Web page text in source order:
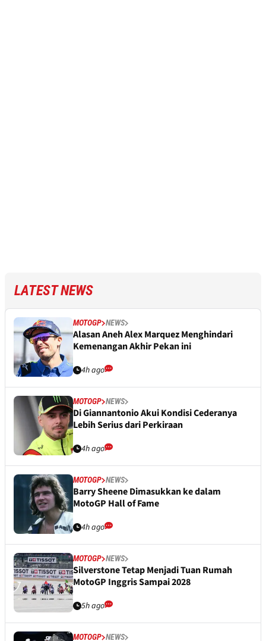
LATEST NEWS
MOTOGP NEWS
Alasan Aneh Alex Marquez Menghindari
Kemenangan Akhir Pekan ini
4h ago
MOTOGP NEWS
Di Giannantonio Akui Kondisi Cederanya
Lebih Serius dari Perkiraan
4h ago
MOTOGP NEWS
Barry Sheene Dimasukkan ke dalam
MotoGP Hall of Fame
4h ago
MOTOGP NEWS
Silverstone Tetap Menjadi Tuan Rumah
MotoGP Inggris Sampai 2028
5h ago
MOTOGP NEWS